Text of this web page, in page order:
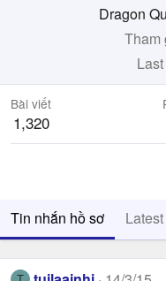
Dragon
Tham
Bài viết
1,320
Tin nhắn hồ sơ